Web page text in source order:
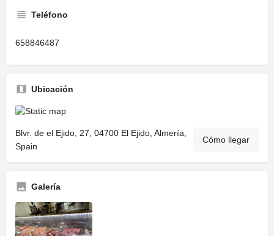
Teléfono
658846487
Ubicación
Blvr. de el Ejido, 27, 04700 El Ejido, Almería,
Spain
Cómo llegar
Galería